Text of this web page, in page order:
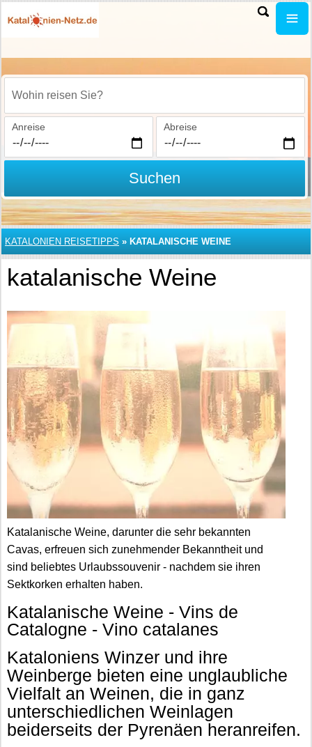
Wohin reisen Sie?
Anreise Abreise
Suchen
KATALONIEN REISETIPPS » KATALANISCHE WEINE
katalanische Weine
Katalanische Weine, darunter die sehr bekannten
Cavas, erfreuen sich zunehmender Bekanntheit und
sind beliebtes Urlaubssouvenir - nachdem sie ihren
Sektkorken erhalten haben.
Katalanische Weine - Vins de
Catalogne - Vino catalanes
Kataloniens Winzer und ihre
Weinberge bieten eine unglaubliche
Vielfalt an Weinen, die in ganz
unterschiedlichen Weinlagen
beiderseits der Pyrenäen heranreifen.